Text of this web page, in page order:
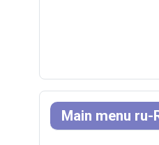
Main menu ru-